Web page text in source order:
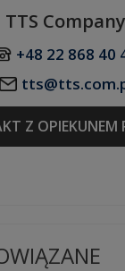
TTS Company
+48 22 868 40
Z OPIEKUNEM